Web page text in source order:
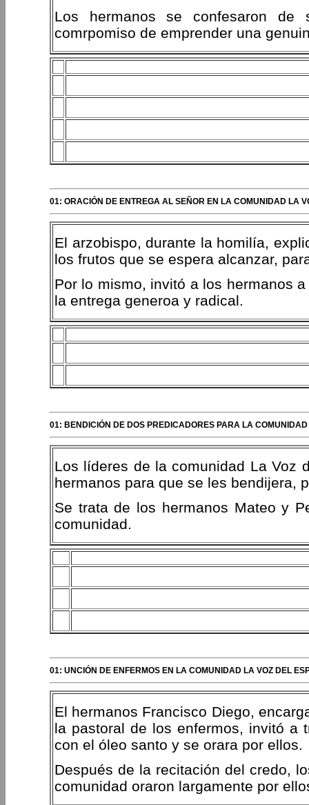
Los hermanos se confesaron de
comrpomiso de emprender una
01: ORACIÓN DE ENTREGA AL SEÑOR EN LA COMUNIDAD LA
El arzobispo, durante la homilía,
los frutos que se espera alcanzar,
Por lo mismo, invitó a los hermanos
la entrega generoa y radical.
01: BENDICIÓN DE DOS PREDICADORES PARA LA
Los líderes de la comunidad La Voz
hermanos para que se les bendijera,
Se trata de los hermanos Mateo y
comunidad.
01: UNCIÓN DE ENFERMOS EN LA COMUNIDAD LA VOZ DEL
El hermanos Francisco Diego,
la pastoral de los enfermos, invitó a
con el óleo santo y se orara por ellos.
Después de la recitación del credo,
comunidad oraron largamente por